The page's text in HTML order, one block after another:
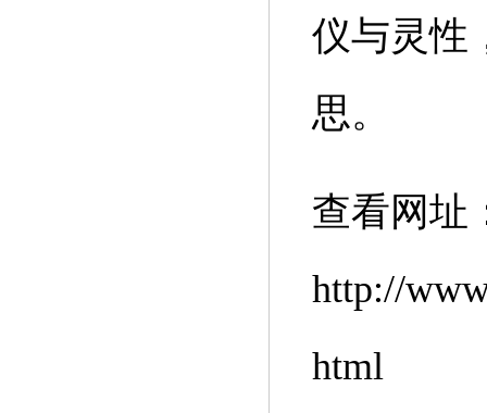
仪与灵性
思。
查看网址
http://
html